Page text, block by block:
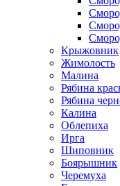
Крыжовник
Жимолость
Малина
Рябина
Рябина
Калина
Облепиха
Ирга
Шиповник
Боярышник
Черемуха